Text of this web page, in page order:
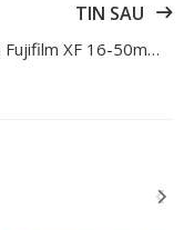
TIN SAU
Đánh giá Fujifilm XF 16-50mm F/2.8-4.8 R LM WR – Có gì đặc biệt trong ống kính kit mới của Fujifilm?